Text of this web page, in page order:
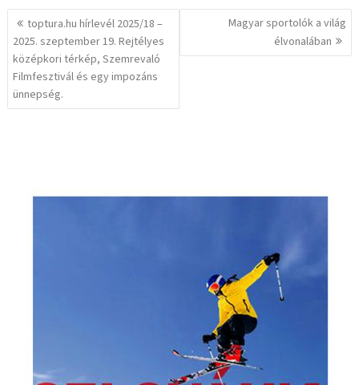
Bejegyzés
navigáció
toptura.hu hírlevél 2025/18 –
2025. szeptember 19. Rejtélyes
középkori térkép, Szemrevaló
Filmfesztivál és egy impozáns
ünnepség.
Magyar sportolók a világ
élvonalában